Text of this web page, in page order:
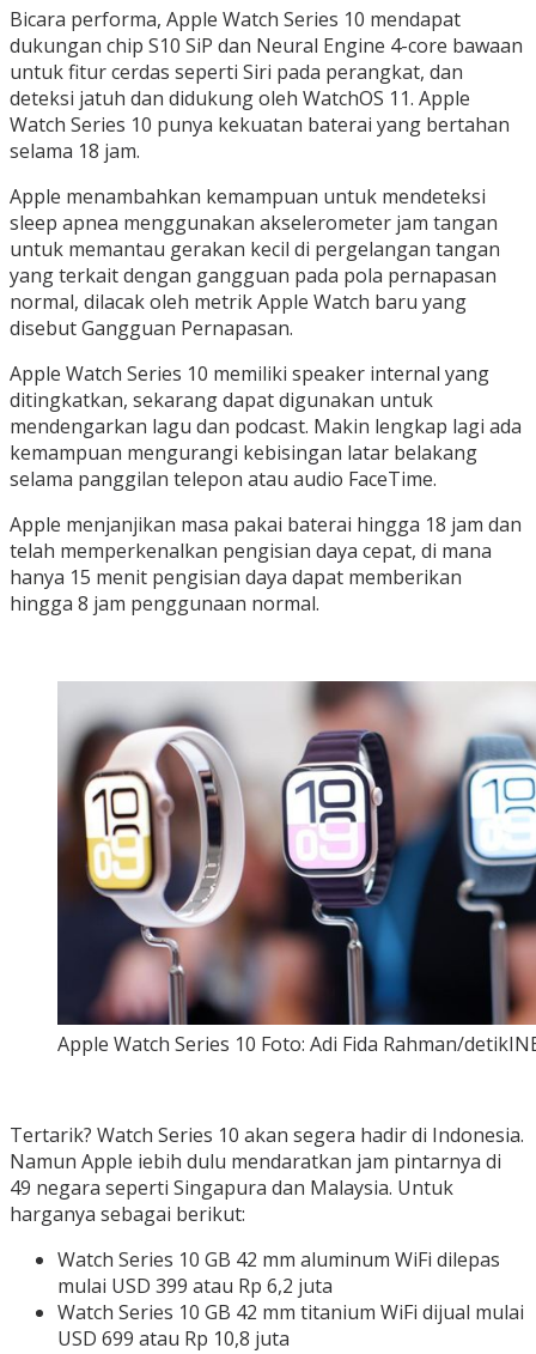
Bicara performa, Apple Watch Series 10 mendapat
dukungan chip S10 SiP dan Neural Engine 4-core bawaan
untuk fitur cerdas seperti Siri pada perangkat, dan
deteksi jatuh dan didukung oleh WatchOS 11. Apple
Watch Series 10 punya kekuatan baterai yang bertahan
selama 18 jam.
Apple menambahkan kemampuan untuk mendeteksi
sleep apnea menggunakan akselerometer jam tangan
untuk memantau gerakan kecil di pergelangan tangan
yang terkait dengan gangguan pada pola pernapasan
normal, dilacak oleh metrik Apple Watch baru yang
disebut Gangguan Pernapasan.
Apple Watch Series 10 memiliki speaker internal yang
ditingkatkan, sekarang dapat digunakan untuk
mendengarkan lagu dan podcast. Makin lengkap lagi ada
kemampuan mengurangi kebisingan latar belakang
selama panggilan telepon atau audio FaceTime.
Apple menjanjikan masa pakai baterai hingga 18 jam dan
telah memperkenalkan pengisian daya cepat, di mana
hanya 15 menit pengisian daya dapat memberikan
hingga 8 jam penggunaan normal.
Apple Watch Series 10 Foto: Adi Fida Rahman/
Tertarik? Watch Series 10 akan segera hadir di Indonesia.
Namun Apple iebih dulu mendaratkan jam pintarnya di
49 negara seperti Singapura dan Malaysia. Untuk
harganya sebagai berikut:
Watch Series 10 GB 42 mm aluminum WiFi dilepas
mulai USD 399 atau Rp 6,2 juta
Watch Series 10 GB 42 mm titanium WiFi dijual mulai
USD 699 atau Rp 10,8 juta